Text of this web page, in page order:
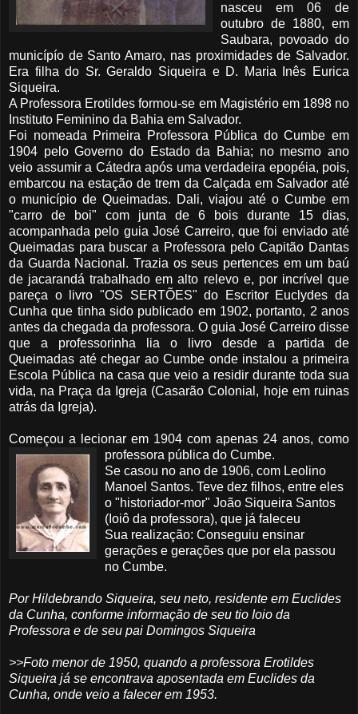
nasceu em 06 de
outubro de 1880, em
Saubara, povoado do
municípío de Santo Amaro, nas proximidades de Salvador.
Era filha do Sr. Geraldo Siqueira e D. Maria Inês Eurica
Siqueira.
A Professora Erotildes formou-se em Magistério em 1898 no
Instituto Feminino da Bahia em Salvador.
Foi nomeada Primeira Professora Pública do Cumbe em
1904 pelo Governo do Estado da Bahia; no mesmo ano
veio assumir a Cátedra após uma verdadeira epopéia, pois,
embarcou na estação de trem da Calçada em Salvador até
o município de Queimadas. Dali, viajou até o Cumbe em
"carro de boi" com junta de 6 bois durante 15 dias,
acompanhada pelo guia José Carreiro, que foi enviado até
Queimadas para buscar a Professora pelo Capitão Dantas
da Guarda Nacional. Trazia os seus pertences em um baú
de jacarandá trabalhado em alto relevo e, por incrível que
pareça o livro "OS SERTÕES" do Escritor Euclydes da
Cunha que tinha sido publicado em 1902, portanto, 2 anos
antes da chegada da professora. O guia José Carreiro disse
que a professorinha lia o livro desde a partida de
Queimadas até chegar ao Cumbe onde instalou a primeira
Escola Pública na casa que veio a residir durante toda sua
vida, na Praça da Igreja (Casarão Colonial, hoje em ruinas
atrás da Igreja).
Começou a lecionar em 1904 com apenas 24 anos, como
professora pública do Cumbe.
Se casou no ano de 1906, com Leolino
Manoel Santos. Teve dez filhos, entre eles
o "historiador-mor" João Siqueira Santos
(Ioiô da professora), que já faleceu
Sua realização: Conseguiu ensinar
gerações e gerações que por ela passou
no Cumbe.
Por Hildebrando Siqueira, seu neto, residente em Euclides
da Cunha, conforme informação de seu tio Ioio da
Professora e de seu pai Domingos Siqueira
>>Foto menor de 1950, quando a professora Erotildes
Siqueira já se encontrava aposentada em Euclides da
Cunha, onde veio a falecer em 1953.